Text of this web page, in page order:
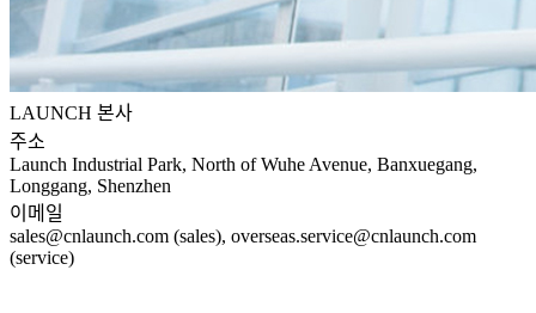
LAUNCH 본사
주소
Launch Industrial Park, North of Wuhe Avenue, Banxuegang,
Longgang, Shenzhen
이메일
sales@cnlaunch.com (sales), overseas.service@cnlaunch.com
(service)